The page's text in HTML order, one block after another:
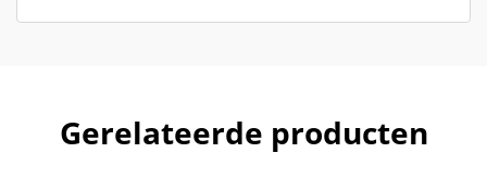
Gerelateerde producten